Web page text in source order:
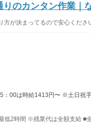
のカンタン作業｜
が決まってるので安心くださ
：00は時給1413円〜 ※土日祝
2時間 ※残業代は全額支給 ■全